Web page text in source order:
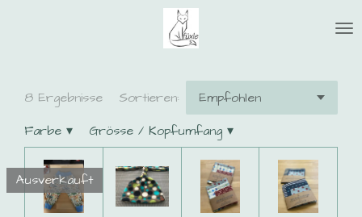
8 Ergebnisse
Sortieren:
Farbe ▾ Grösse / Kopfumfang ▾
Ausverkauft